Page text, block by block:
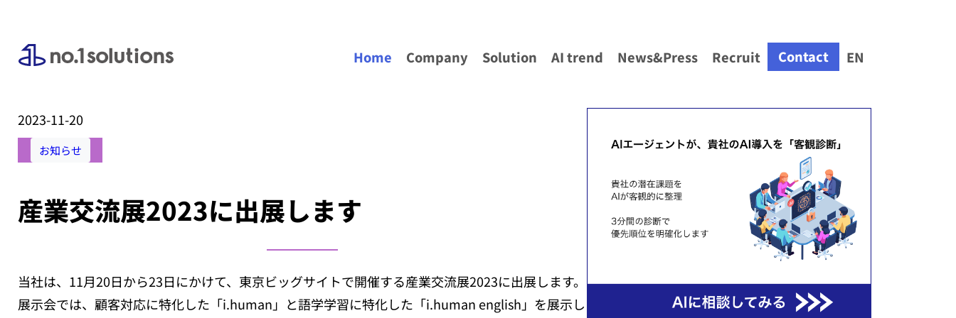
Home Company Solution AI trend News&Press Recruit Contact EN
2023-11-20
お知らせ
産業交流展2023に出展します
当社は、11月20日から23日にかけて、東京ビッグサイトで開催する産業交流展2023に出展します。
展示会では、顧客対応に特化した「i.human」と語学学習に特化した「i.human english」を展示し